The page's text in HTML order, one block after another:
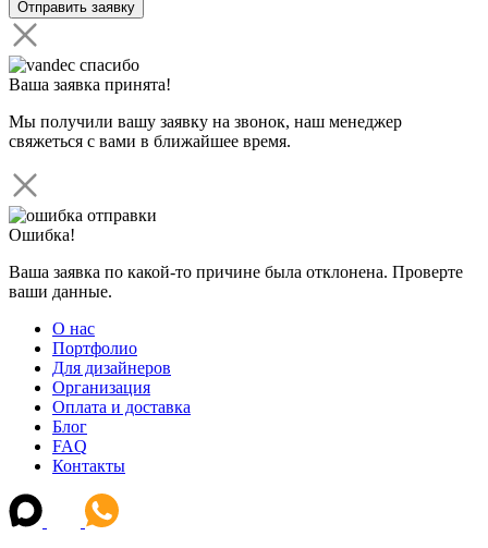
Ваша заявка принята!
Мы получили вашу заявку на звонок, наш менеджер
свяжеться с вами в ближайшее время.
Ошибка!
Ваша заявка по какой-то причине была отклонена. Проверте
ваши данные.
О нас
Портфолио
Для дизайнеров
Организация
Оплата и доставка
Блог
FAQ
Контакты